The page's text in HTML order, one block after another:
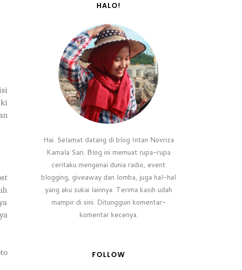
HALO!
Hai. Selamat datang di blog Intan Novriza
Kamala Sari. Blog ini memuat rupa-rupa
ceritaku mengenai dunia radio, event
blogging, giveaway dan lomba, juga hal-hal
yang aku sukai lainnya. Terima kasih udah
mampir di sini. Ditungguin komentar-
komentar kecenya.
FOLLOW